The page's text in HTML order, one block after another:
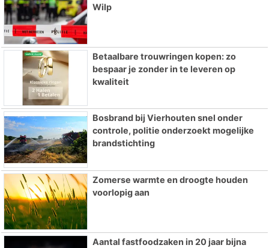
Wilp
Betaalbare trouwringen kopen: zo
bespaar je zonder in te leveren op
kwaliteit
Bosbrand bij Vierhouten snel onder
controle, politie onderzoekt mogelijke
brandstichting
Zomerse warmte en droogte houden
voorlopig aan
Aantal fastfoodzaken in 20 jaar bijna